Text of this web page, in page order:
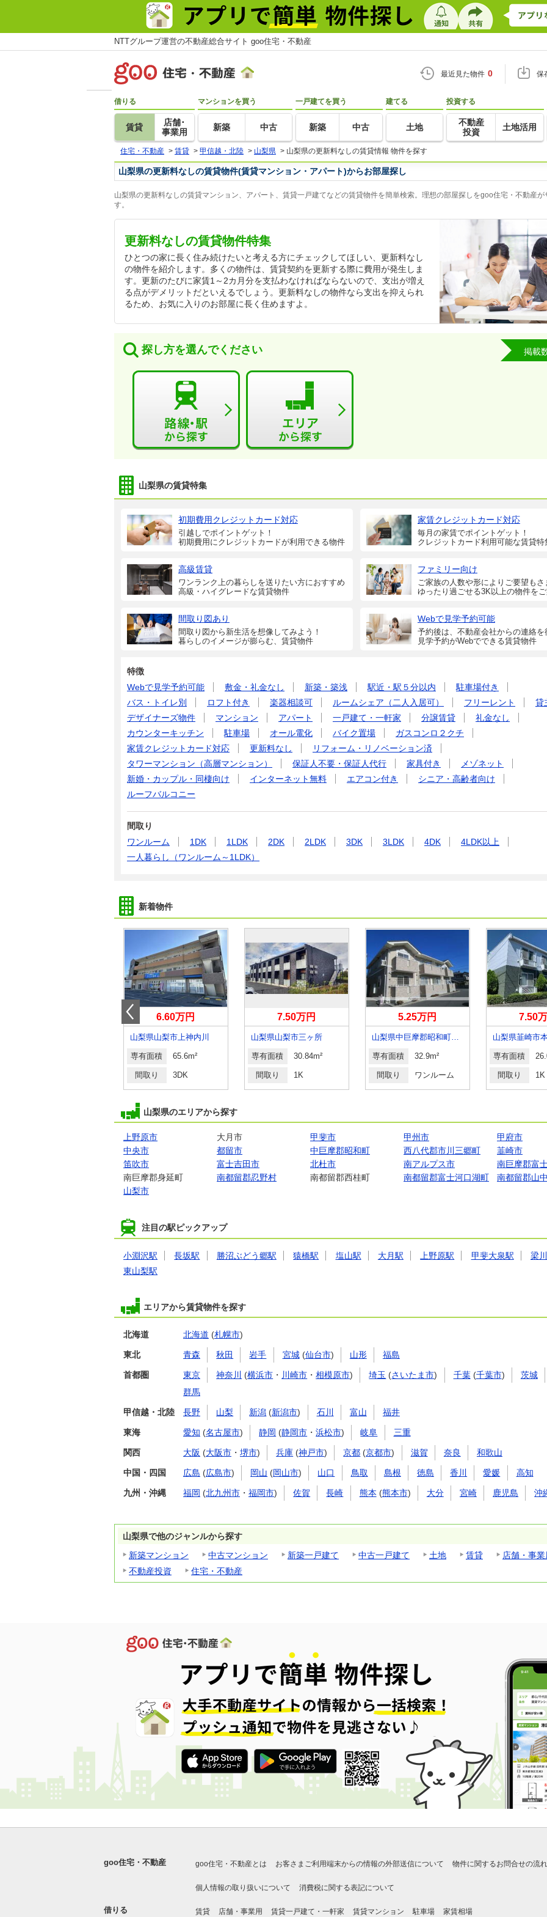
NTTグループ運営の不動産総合サイト goo住宅・不動産
最近見た物件 0 保
借りる
賃貸
店舗･
事業用
マンションを買う
新築 中古
一戸建てを買う
新築 中古
建てる
土地
投資する
不動産
投資
土地活用
住宅・不動産 > 賃貸 > 甲信越・北陸 > 山梨県 > 山梨県の更新料なしの賃貸情報 物件を探す
山梨県の更新料なしの賃貸物件(賃貸マンション・アパート)からお部屋探し
山梨県の更新料なしの賃貸マンション、アパート、賃貸一戸建てなどの賃貸物件を簡単検索。理想の部屋探しをgoo住宅・不動産が
す。
更新料なしの賃貸物件特集
ひとつの家に長く住み続けたいと考える方にチェックしてほしい、更新料なし
の物件を紹介します。多くの物件は、賃貸契約を更新する際に費用が発生しま
す。更新のたびに家賃1～2カ月分を支払わなければならないので、支出が増え
る点がデメリットだといえるでしょう。更新料なしの物件なら支出を抑えられ
るため、お気に入りのお部屋に長く住めますよ。
探し方を選んでください 掲載
山梨県の賃貸特集
初期費用クレジットカード対応
引越しでポイントゲット！
初期費用にクレジットカードが利用できる物件
家賃クレジットカード対応
毎月の家賃でポイントゲット！
クレジットカード利用可能な賃貸特
高級賃貸
ワンランク上の暮らしを送りたい方におすすめ
高級・ハイグレードな賃貸物件
ファミリー向け
ご家族の人数や形によりご要望もさ
ゆったり過ごせる3K以上の物件をご
間取り図あり
間取り図から新生活を想像してみよう！
暮らしのイメージが膨らむ、賃貸物件
Webで見学予約可能
予約後は、不動産会社からの連絡を
見学予約がWebでできる賃貸物件
特徴
Webで見学予約可能
敷金・礼金なし 新築・築浅 駅近・駅５分以内
駐車場付き
バス・トイレ別
ロフト付き 楽器相談可 ルームシェア（二人入居可） フリーレント
貸
デザイナーズ物件
マンション アパート 一戸建て・一軒家 分譲賃貸
礼金なし
カウンターキッチン
駐車場 オール電化 バイク置場
ガスコンロ２クチ
家賃クレジットカード対応
更新料なし
リフォーム・リノベーション済
タワーマンション（高層マンション）
保証人不要・保証人代行 家具付き
メゾネット
新婚・カップル・同棲向け
インターネット無料 エアコン付き
シニア・高齢者向け
ルーフバルコニー
間取り
ワンルーム
1DK 1LDK 2DK 2LDK 3DK 3LDK 4DK
4LDK以上
一人暮らし（ワンルーム～1LDK）
新着物件
6.60万円
山梨県山梨市上神内川
専有面積 65.6m²
間取り 3DK
7.50万円
山梨県山梨市三ヶ所
専有面積 30.84m²
間取り 1K
5.25万円
山梨県中巨摩郡昭和町築地新居
専有面積 32.9m²
間取り ワンルーム
7.50
山梨県韮崎市
専有面積
間取り 1K
山梨県のエリアから探す
上野原市 大月市 甲斐市 甲州市
甲府市
中央市
都留市 中巨摩郡昭和町 西八代郡市川三郷町
韮崎市
笛吹市
富士吉田市 北杜市 南アルプス市
南巨摩郡富
南巨摩郡身延町
南都留郡忍野村 南都留郡西桂町 南都留郡富士河口湖町
南都留郡山
山梨市
注目の駅ピックアップ
小淵沢駅 長坂駅 勝沼ぶどう郷駅 猿橋駅 塩山駅 大月駅 上野原駅 甲斐大泉駅
梁
東山梨駅
エリアから賃貸物件を探す
北海道 北海道 (札幌市)
東北 青森 秋田 岩手 宮城(仙台市) 山形 福島
首都圏 東京 神奈川 (横浜市 ・ 川崎市 ・相模原市) 埼玉 (さいたま市) 千葉(千葉市) 茨城
群馬
甲信越・北陸 長野 山梨 新潟 (新潟市) 石川 富山 福井
東海 愛知 (名古屋市) 静岡 (静岡市 ・浜松市) 岐阜 三重
関西 大阪 (大阪市 ・ 堺市) 兵庫 (神戸市) 京都 (京都市) 滋賀 奈良 和歌山
中国・四国 広島 (広島市) 岡山 (岡山市) 山口 鳥取 島根 徳島 香川 愛媛 高知
九州・沖縄 福岡 (北九州市 ・ 福岡市) 佐賀 長崎 熊本 (熊本市) 大分 宮崎 鹿児島 沖
山梨県で他のジャンルから探す
新築マンション
中古マンション 新築一戸建て 中古一戸建て 土地 賃貸
店舗・事業
不動産投資
住宅・不動産
goo住宅・不動産 goo住宅・不動産とは お客さまご利用端末からの情報の外部送信について 物件に関するお問合せの流れ
個人情報の取り扱いについて 消費税に関する表記について
借りる 賃貸 店舗・事業用 賃貸一戸建て・一軒家 賃貸マンション 駐車場 家賃相場